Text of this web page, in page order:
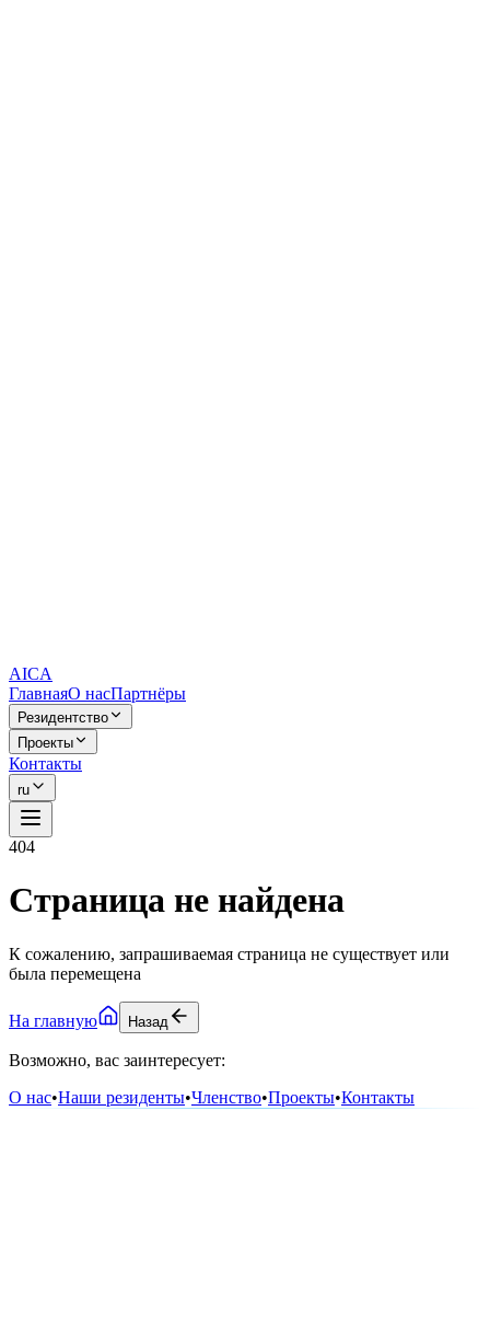
AICA
ГлавнаяО насПартнёры
Резидентство
Проекты
Контакты
ru
404
Страница не найдена
К сожалению, запрашиваемая страница не существует или
была перемещена
На главную Назад
Возможно, вас заинтересует:
О нас•Наши резиденты•Членство•Проекты•Контакты